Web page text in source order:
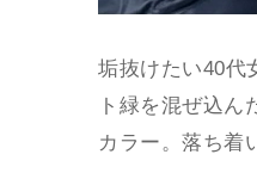
垢抜けたい40代
ト緑を混ぜ込
カラー。落ち着